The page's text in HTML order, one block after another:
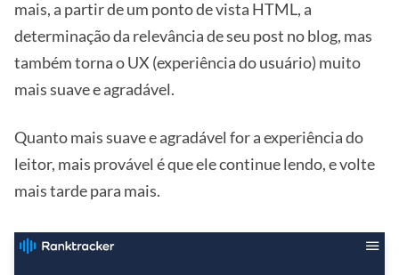
mais, a partir de um ponto de vista HTML, a
determinação da relevância de seu post no blog, mas
também torna o UX (experiência do usuário) muito
mais suave e agradável.
Quanto mais suave e agradável for a experiência do
leitor, mais provável é que ele continue lendo, e volte
mais tarde para mais.